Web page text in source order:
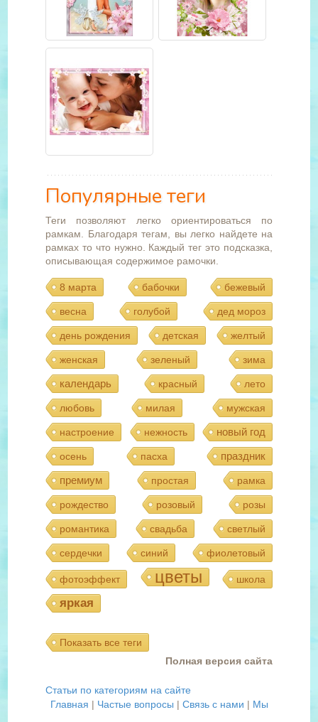
Популярные теги
Теги позволяют легко ориентироваться по
рамкам. Благодаря тегам, вы легко найдете на
рамках то что нужно. Каждый тег это подсказка,
описывающая содержимое рамочки.
8 марта бабочки бежевый
весна голубой дед мороз
день рождения детская желтый
женская зеленый зима
календарь красный лето
любовь милая мужская
настроение нежность новый год
осень пасха
праздник
премиум
простая рамка
рождество розовый розы
романтика свадьба светлый
сердечки синий фиолетовый
фотоэффект цветы школа
яркая
Показать все теги
Полная версия сайта
Статьи по категориям на сайте
Главная | Частые вопросы | Связь с нами | Мы